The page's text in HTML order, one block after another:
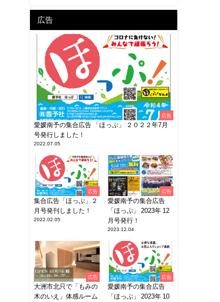
広告
広告
愛媛南予の集合広告 「ほっぷ」 ２０２２年7月
号発行しました！
2022.07.05
広告
集合広告「ほっぷ」２
月号発刊しました！
2022.02.05
広告
愛媛南予の集合広告
「ほっぷ」 2023年 12
月号発行！
2023.12.04
広告
大洲市北只で「もみの
木のいえ」体感ルーム
広告
愛媛南予の集合広告
「ほっぷ」 2023年 10